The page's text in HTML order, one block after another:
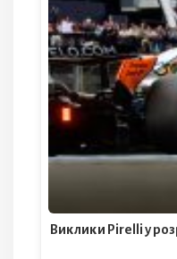
Виклики Pirelli у